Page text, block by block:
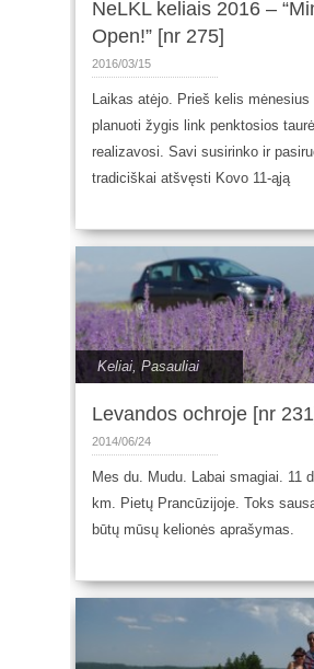
NeLKL keliais 2016 –
Open!” [nr 275]
2016/03/15
Laikas atėjo. Prieš kelis mėnesius
planuoti žygis link penktosios
realizavosi. Savi susirinko ir
tradiciškai atšvęsti Kovo 11-ąją
Keliai, Pasauliai
Levandos ochroje [nr
2014/06/24
Mes du. Mudu. Labai smagiai. 11
km. Pietų Prancūzijoje. Toks
būtų mūsų kelionės aprašymas.